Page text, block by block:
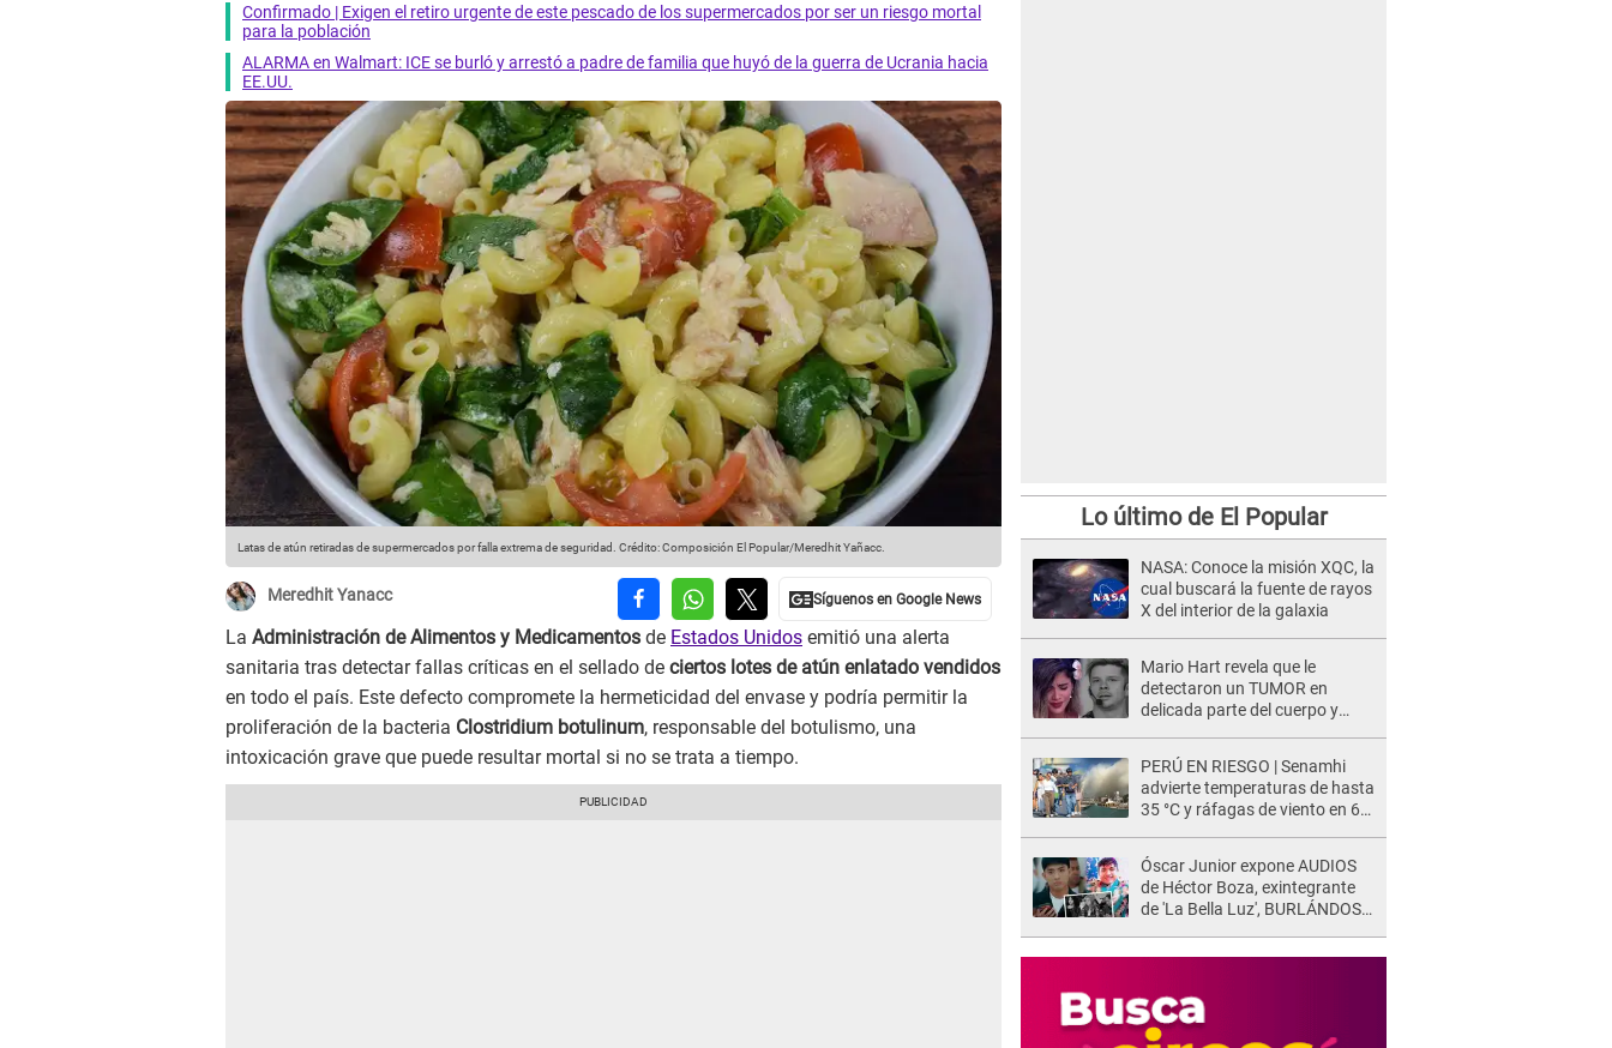
Confirmado | Exigen el retiro urgente de este pescado de los supermercados por ser un riesgo mortal
para la población
ALARMA en Walmart: ICE se burló y arrestó a padre de familia que huyó de la guerra de Ucrania hacia
EE.UU.
Latas de atún retiradas de supermercados por falla extrema de seguridad. Crédito: Composición El Popular/Meredhit Yañacc.
Meredhit Yanacc
La Administración de Alimentos y Medicamentos de Estados Unidos emitió una alerta
sanitaria tras detectar fallas críticas en el sellado de ciertos lotes de atún enlatado vendidos
en todo el país. Este defecto compromete la hermeticidad del envase y podría permitir la
proliferación de la bacteria Clostridium botulinum, responsable del botulismo, una
intoxicación grave que puede resultar mortal si no se trata a tiempo.
Lo último de El Popular
NASA: Conoce la misión XQC, la
cual buscará la fuente de rayos
X del interior de la galaxia
Mario Hart revela que le
detectaron un TUMOR en
delicada parte del cuerpo y
muy fuertes..."
PERÚ EN RIESGO | Senamhi
advierte temperaturas de hasta
35 °C y ráfagas de viento en 6
Óscar Junior expone AUDIOS
de Héctor Boza, exintegrante
de 'La Bella Luz', BURLÁNDOSE